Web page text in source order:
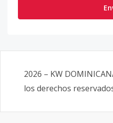
2026 – KW
los derechos